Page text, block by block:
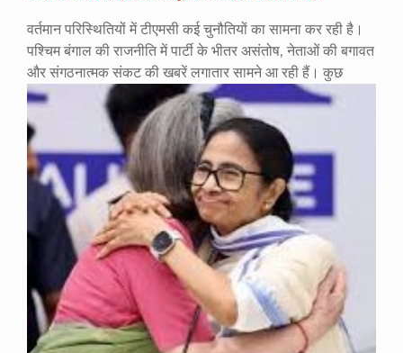
वर्तमान परिस्थितियों में टीएमसी कई चुनौतियों का सामना कर रही है।
पश्चिम बंगाल की राजनीति में पार्टी के भीतर असंतोष, नेताओं की बगावत
और संगठनात्मक संकट की खबरें लगातार सामने आ रही हैं। कुछ